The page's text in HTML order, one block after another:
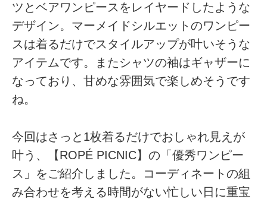
ツとベアワンピースをレイヤードしたような
デザイン。マーメイドシルエットのワンピー
スは着るだけでスタイルアップが叶いそうな
アイテムです。またシャツの袖はギャザーに
なっており、甘めな雰囲気で楽しめそうです
ね。
今回はさっと1枚着るだけでおしゃれ見えが
叶う、【ROPÉ PICNIC】の「優秀ワンピー
ス」をご紹介しました。コーディネートの組
み合わせを考える時間がない忙しい日に重宝